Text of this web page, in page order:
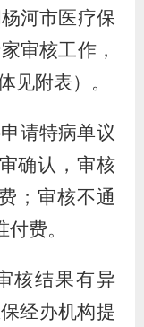
河市医疗保
审核工作，
见附表） 。
请特病单议
确认，审核
；审核不通
费。
核结果有异
经办机构提